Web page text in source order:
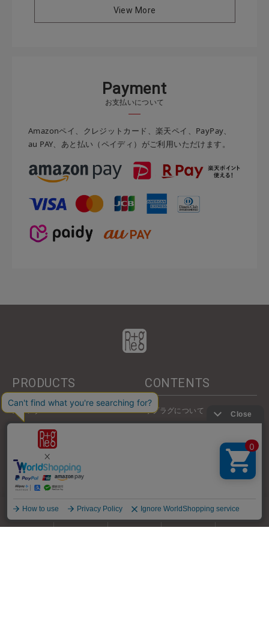
商品リスト 取扱店舗 利用ガイド 名入れ お問合せ
View More
Payment
お支払いについて
Amazonペイ、クレジットカード、楽天ペイ、PayPay、
au PAY、あと払い（ペイディ）がご利用いただけます。
PRODUCTS
カレンダー
ステーショナリー
メッセージカード
祝儀袋・ぽち袋・懐紙入れ
ギフトセット
インテリア小物・その他
CONTENTS
リプラグについて
トピックス